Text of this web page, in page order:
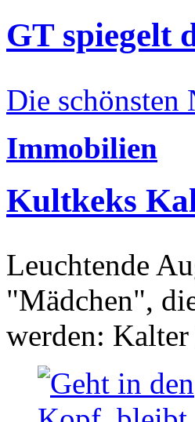
GT spiegelt
Die schönsten
Immobilien
Kultkeks
Leuchtende
"Mädchen",
werden: